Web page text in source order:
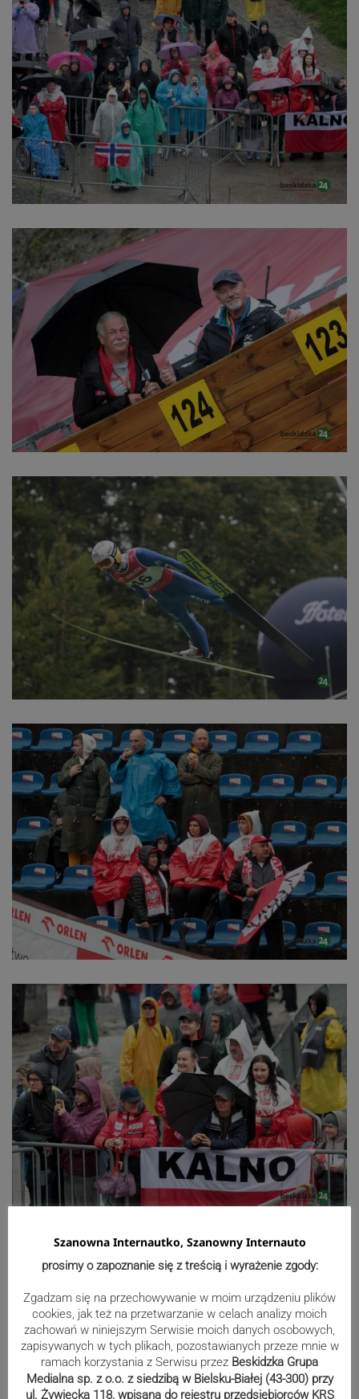
Szanowna Internautko, Szanowny Internauto
prosimy o zapoznanie się z treścią i wyrażenie zgody:
Zgadzam się na przechowywanie w moim urządzeniu plików
cookies, jak też na przetwarzanie w celach analizy moich
zachowań w niniejszym Serwisie moich danych osobowych,
zapisywanych w tych plikach, pozostawianych przeze mnie w
ramach korzystania z Serwisu przez Beskidzka Grupa
Medialna sp. z o.o. z siedzibą w Bielsku-Białej (43-300) przy
ul. Żywiecka 118, wpisana do rejestru przedsiębiorców KRS